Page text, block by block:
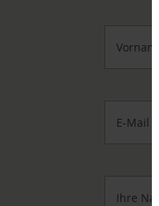
Vorname
E-Mail
Ihre